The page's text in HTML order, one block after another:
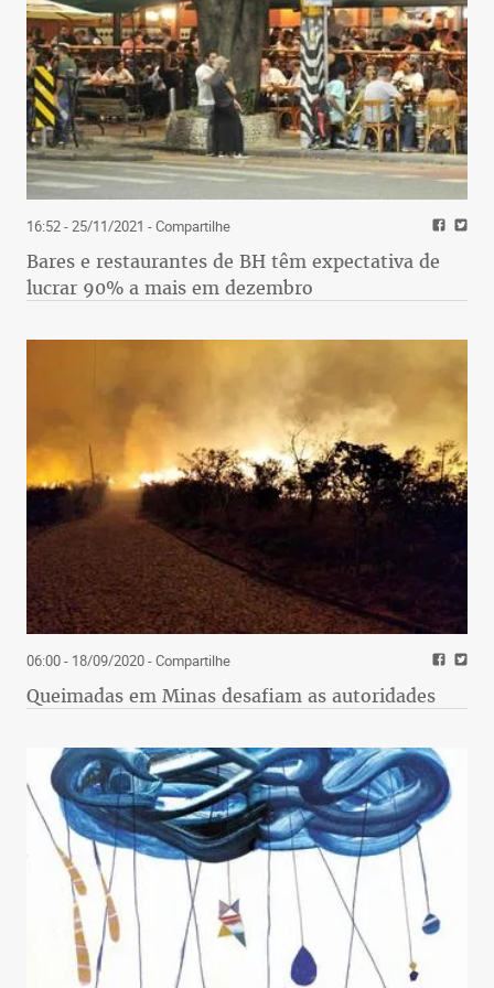
16:52 - 25/11/2021 - Compartilhe
Bares e restaurantes de BH têm expectativa de
lucrar 90% a mais em dezembro
06:00 - 18/09/2020- Compartilhe
Queimadas em Minas desafiam as autoridades